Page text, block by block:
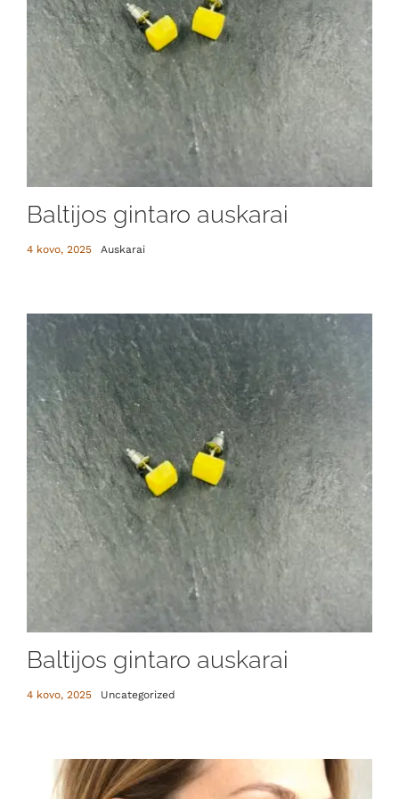
Baltijos gintaro auskarai
4 kovo, 2025 Auskarai
Baltijos gintaro auskarai
4 kovo, 2025 Uncategorized